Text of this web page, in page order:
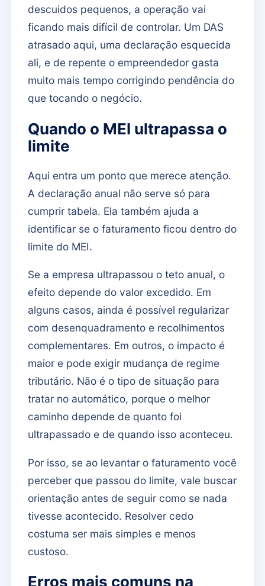
descuidos pequenos, a operação vai
ficando mais difícil de controlar. Um DAS
atrasado aqui, uma declaração esquecida
ali, e de repente o empreendedor gasta
muito mais tempo corrigindo pendência do
que tocando o negócio.
Quando o MEI ultrapassa o
limite
Aqui entra um ponto que merece atenção.
A declaração anual não serve só para
cumprir tabela. Ela também ajuda a
identificar se o faturamento ficou dentro do
limite do MEI.
Se a empresa ultrapassou o teto anual, o
efeito depende do valor excedido. Em
alguns casos, ainda é possível regularizar
com desenquadramento e recolhimentos
complementares. Em outros, o impacto é
maior e pode exigir mudança de regime
tributário. Não é o tipo de situação para
tratar no automático, porque o melhor
caminho depende de quanto foi
ultrapassado e de quando isso aconteceu.
Por isso, se ao levantar o faturamento você
perceber que passou do limite, vale buscar
orientação antes de seguir como se nada
tivesse acontecido. Resolver cedo
costuma ser mais simples e menos
custoso.
Erros mais comuns na